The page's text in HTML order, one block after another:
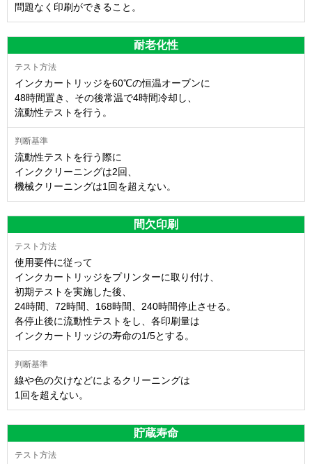
問題なく印刷ができること。
耐老化性
インクカートリッジを60℃の恒温オーブンに
48時間置き、その後常温で4時間冷却し、
流動性テストを行う。
流動性テストを行う際に
インククリーニングは2回、
機械クリーニングは1回を超えない。
間欠印刷
使用要件に従って
インクカートリッジをプリンターに取り付け、
初期テストを実施した後、
24時間、72時間、168時間、240時間停止させる。
各停止後に流動性テストをし、各印刷量は
インクカートリッジの寿命の1/5とする。
線や色の欠けなどによるクリーニングは
1回を超えない。
貯蔵寿命